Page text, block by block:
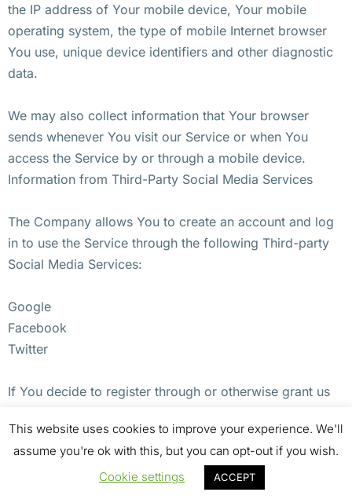
the IP address of Your mobile device, Your mobile
operating system, the type of mobile Internet browser
You use, unique device identifiers and other diagnostic
data.
We may also collect information that Your browser
sends whenever You visit our Service or when You
access the Service by or through a mobile device.
Information from Third-Party Social Media Services
The Company allows You to create an account and log
in to use the Service through the following Third-party
Social Media Services:
Google
Facebook
Twitter
If You decide to register through or otherwise grant us
collect Personal data that is already associated with
Your Third-Party Social Media Service’s account, such
as Your name, Your email address, Your activities or
This website uses cookies to improve your experience. We'll
assume you're ok with this, but you can opt-out if you wish.
Cookie settings
ACCEPT